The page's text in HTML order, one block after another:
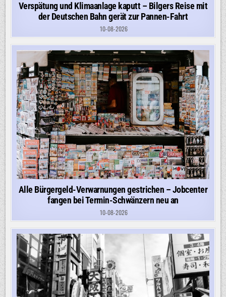
Verspätung und Klimaanlage kaputt – Bilgers Reise mit
der Deutschen Bahn gerät zur Pannen-Fahrt
10-08-2026
Alle Bürgergeld-Verwarnungen gestrichen – Jobcenter
fangen bei Termin-Schwänzern neu an
10-08-2026